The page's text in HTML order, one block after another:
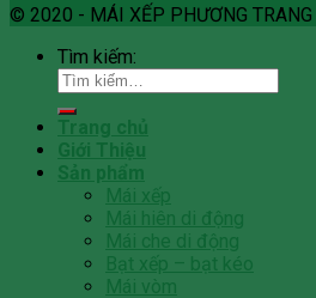
© 2020 - MÁI XẾP PHƯƠNG TRANG
Tìm kiếm:
Trang chủ
Giới Thiệu
Sản phẩm
Mái xếp
Mái hiên di động
Mái che di động
Bạt xếp – bạt kéo
Mái vòm